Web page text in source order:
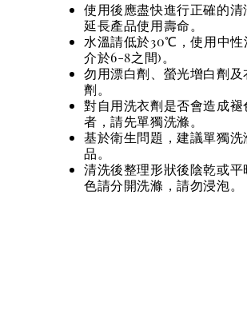
使用後應盡快進行正確的清
延長產品使用壽命。
水溫請低於30℃，使用中性
介於6-8之間)。
勿用漂白劑、螢光增白劑及
劑。
對自用洗衣劑是否會造成褪
者，請先單獨洗滌。
基於衛生問題，建議單獨洗
品。
清洗後整理形狀後陰乾或平
色請分開洗滌，請勿浸泡。